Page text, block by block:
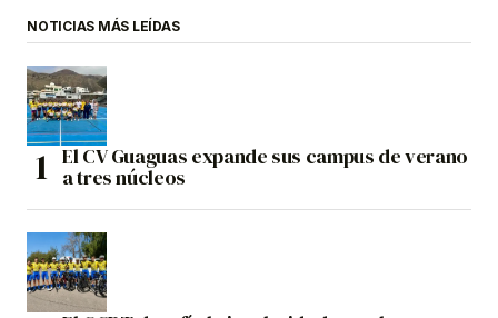
NOTICIAS MÁS LEÍDAS
El CV Guaguas expande sus campus de verano
a tres núcleos